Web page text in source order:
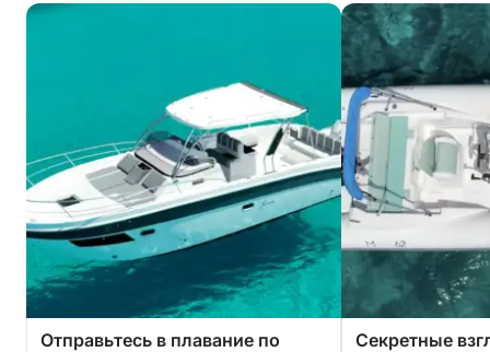
Отправьтесь в плавание по
Секретные